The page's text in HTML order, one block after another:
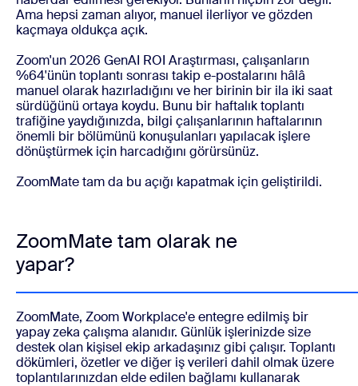
Ama hepsi zaman alıyor, manuel ilerliyor ve gözden
kaçmaya oldukça açık.
Zoom'un 2026 GenAI ROI Araştırması, çalışanların
%64'ünün toplantı sonrası takip e-postalarını hâlâ
manuel olarak hazırladığını ve her birinin bir ila iki saat
sürdüğünü ortaya koydu. Bunu bir haftalık toplantı
trafiğine yaydığınızda, bilgi çalışanlarının haftalarının
önemli bir bölümünü konuşulanları yapılacak işlere
dönüştürmek için harcadığını görürsünüz.
ZoomMate tam da bu açığı kapatmak için geliştirildi.
ZoomMate tam olarak ne
yapar?
ZoomMate, Zoom Workplace'e entegre edilmiş bir
yapay zeka çalışma alanıdır. Günlük işlerinizde size
destek olan kişisel ekip arkadaşınız gibi çalışır. Toplantı
dökümleri, özetler ve diğer iş verileri dahil olmak üzere
toplantılarınızdan elde edilen bağlamı kullanarak